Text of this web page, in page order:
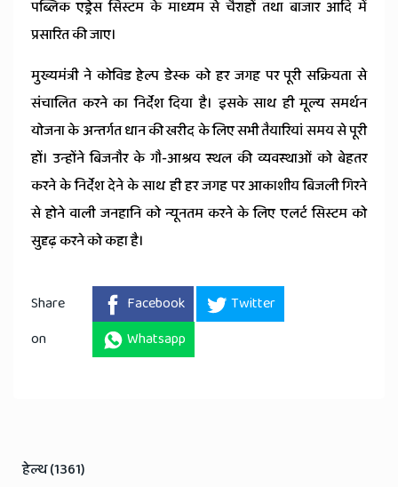
पब्लिक एड्रेस सिस्टम के माध्यम से चैराहों तथा बाजार आदि में
प्रसारित की जाए।
मुख्यमंत्री ने कोविड हेल्प डेस्क को हर जगह पर पूरी सक्रियता से
संचालित करने का निर्देश दिया है। इसके साथ ही मूल्य समर्थन
योजना के अन्तर्गत धान की खरीद के लिए सभी तैयारियां समय से पूरी
हों। उन्होंने बिजनौर के गौ-आश्रय स्थल की व्यवस्थाओं को बेहतर
करने के निर्देश देने के साथ ही हर जगह पर आकाशीय बिजली गिरने
से होने वाली जनहानि को न्यूनतम करने के लिए एलर्ट सिस्टम को
सुदृढ़ करने को कहा है।
Share
on
Facebook
Twitter
Whatsapp
हेल्थ (1361)